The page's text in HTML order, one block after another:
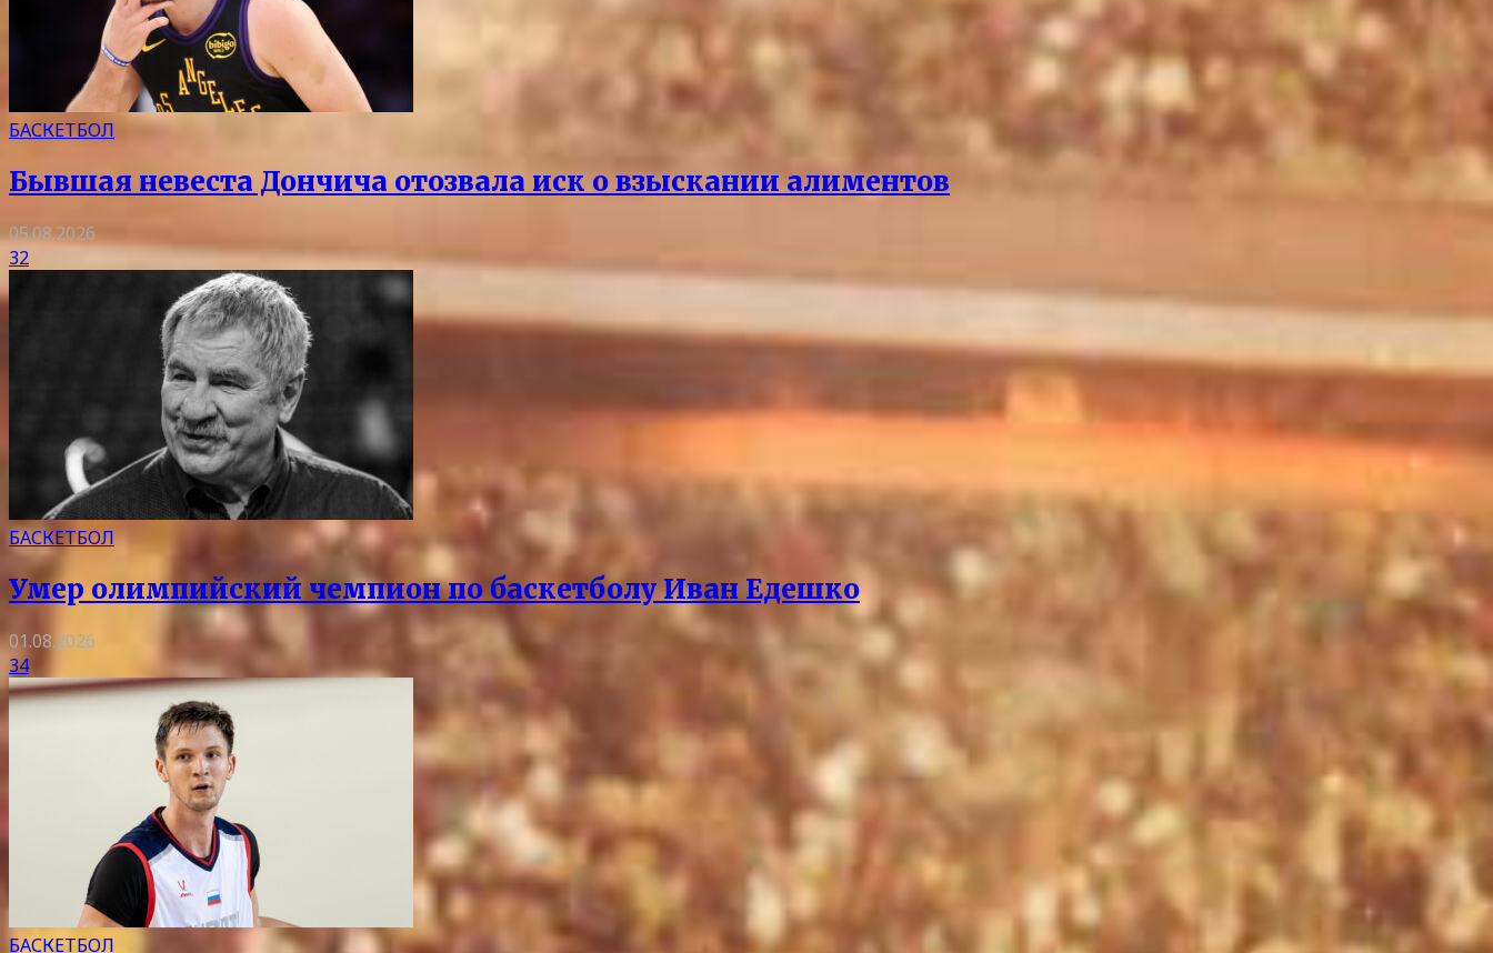
БАСКЕТБОЛ
Бывшая невеста Дончича отозвала иск о взыскании алиментов
05.08.2026
32
БАСКЕТБОЛ
Умер олимпийский чемпион по баскетболу Иван Едешко
01.08.2026
34
БАСКЕТБОЛ